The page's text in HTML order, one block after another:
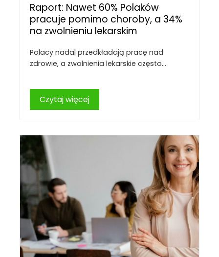
Raport: Nawet 60% Polaków
pracuje pomimo choroby, a 34%
na zwolnieniu lekarskim
Polacy nadal przedkładają pracę nad
zdrowie, a zwolnienia lekarskie często…
Czytaj więcej